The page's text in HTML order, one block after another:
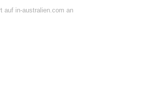
auf in-australien.com an